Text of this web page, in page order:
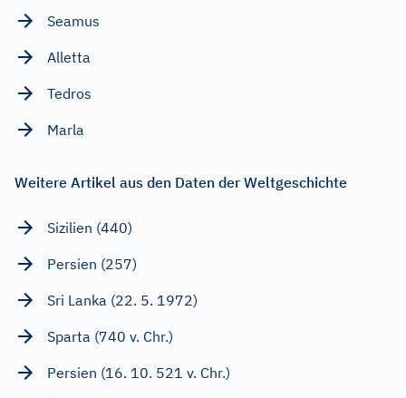
Seamus
Alletta
Tedros
Marla
Weitere Artikel aus den Daten der Weltgeschichte
Sizilien (440)
Persien (257)
Sri Lanka (22. 5. 1972)
Sparta (740 v. Chr.)
Persien (16. 10. 521 v. Chr.)